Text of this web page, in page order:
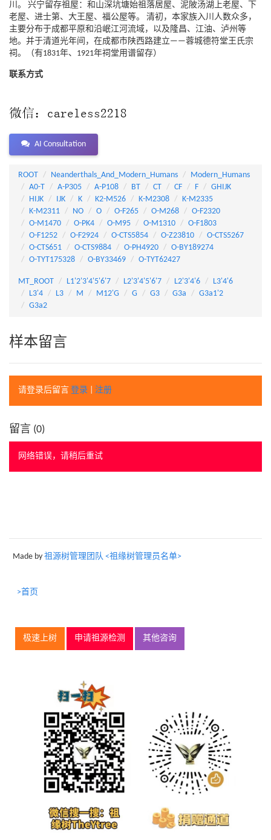
川。 兴宁留存祖屋：和山深坑塘始祖落居屋、泥陂汤湖上老屋、下
老屋、进士第、大王屋、福公屋等。 清初，本家族入川人数众多，
主要分布于成都平原和沿岷江河流域，以及隆昌、江油、泸州等
地。并于清道光年间，在成都市陕西路建立——蓉城德符堂王氏宗
祠。（有1831年、1921年祠堂用谱留存）
联系方式
AI Consultation
ROOT Neanderthals_And_Modern_Humans
Modern_Humans
A0-T
A-P305 A-P108 BT CT CF F
GHIJK
HIJK
IJK K K2-M526 K-M2308
K-M2335
K-M2311
NO O O-F265 O-M268
O-F2320
O-M1470
O-PK4 O-M95 O-M1310
O-F1803
O-F1252
O-F2924 O-CTS5854 O-Z23810
O-CTS5267
O-CTS651
O-CTS9884 O-PH4920
O-BY189274
O-TYT175328
O-BY33469 O-TYT62427
MT_ROOT L1'2'3'4'5'6'7 L2'3'4'5'6'7 L2'3'4'6
L3'4'6
L3'4
L3 M M12'G G G3 G3a
G3a1'2
G3a2
样本留言
请登录后留言 登录 注册
留言 (0)
网络错误，请稍后重试
Made by 祖源树管理团队 <祖缘树管理员名单>
>首页
极速上树 申请祖源检测 其他咨询